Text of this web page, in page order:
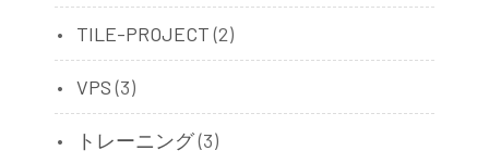
TILE-PROJECT(2)
VPS(3)
トレーニング(3)